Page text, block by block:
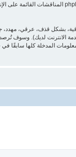
بشكل قذف، عرقي،
الانترنت لديك). وسوف